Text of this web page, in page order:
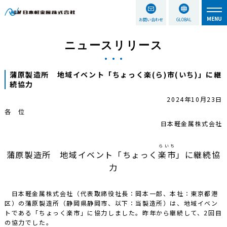
お問い合わせ GLOBAL
ニュースリリース
蒲原製造所 地域イベント「ちょっく楽(ら)市(いち)」に継
続協力
2024年10月23日
各 位
日本軽金属株式会社
蒲原製造所 地域イベント「ちょっく 楽市
らいち
」に継続協
力
日本軽金属株式会社（代表取締役社長：岡本一郎、本社：東京都港
区）の蒲原製造所（静岡県静岡市、以下：当製造所）は、地域イベン
トである「ちょっく楽市」に協力しました。昨年から継続して、2回目
の協力でした。